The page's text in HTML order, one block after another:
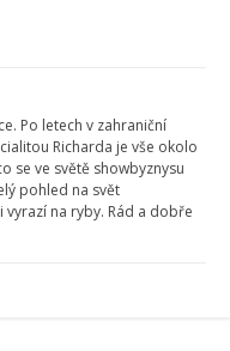
Po letech v zahraniční
Richarda je vše okolo
se ve světě showbyznysu
pohled na svět
vyrazí na ryby. Rád a dobře